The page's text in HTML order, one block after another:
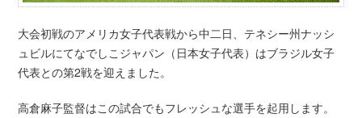
大会初戦のアメリカ女子代表戦から中二日、テネシー州ナッシ
ュビルにてなでしこジャパン（日本女子代表）はブラジル女子
代表との第2戦を迎えました。
高倉麻子監督はこの試合でもフレッシュな選手を起用します。